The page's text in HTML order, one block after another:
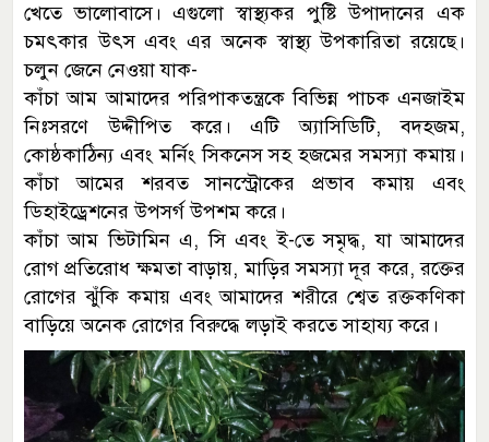
খেতে ভালোবাসে। এগুলো স্বাস্থ্যকর পুষ্টি উপাদানের এক
চমৎকার উৎস এবং এর অনেক স্বাস্থ্য উপকারিতা রয়েছে।
চলুন জেনে নেওয়া যাক-
কাঁচা আম আমাদের পরিপাকতন্ত্রকে বিভিন্ন পাচক এনজাইম
নিঃসরণে উদ্দীপিত করে। এটি অ্যাসিডিটি, বদহজম,
কোষ্ঠকাঠিন্য এবং মর্নিং সিকনেস সহ হজমের সমস্যা কমায়।
কাঁচা আমের শরবত সানস্ট্রোকের প্রভাব কমায় এবং
ডিহাইড্রেশনের উপসর্গ উপশম করে।
কাঁচা আম ভিটামিন এ, সি এবং ই-তে সমৃদ্ধ, যা আমাদের
রোগ প্রতিরোধ ক্ষমতা বাড়ায়, মাড়ির সমস্যা দূর করে, রক্তের
রোগের ঝুঁকি কমায় এবং আমাদের শরীরে শ্বেত রক্তকণিকা
বাড়িয়ে অনেক রোগের বিরুদ্ধে লড়াই করতে সাহায্য করে।